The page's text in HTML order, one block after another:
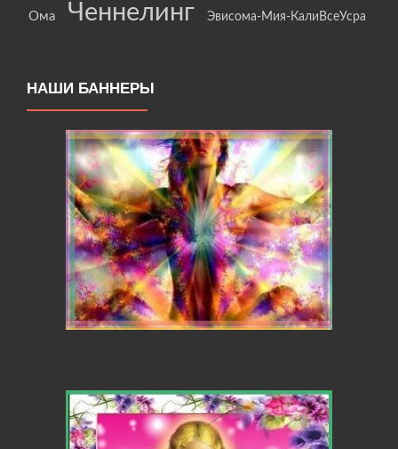
Ома
Ченнелинг Эвисома-Мия-КалиВсеУсра
НАШИ БАННЕРЫ